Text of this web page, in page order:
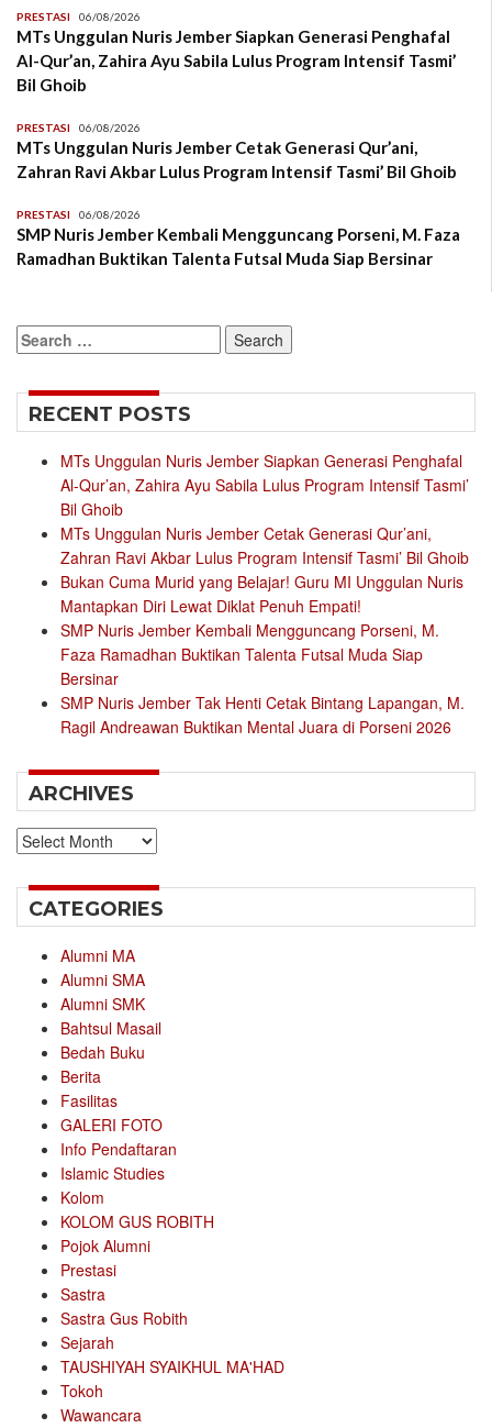
PRESTASI 06/08/2026
MTs Unggulan Nuris Jember Siapkan Generasi Penghafal
Al-Qur’an, Zahira Ayu Sabila Lulus Program Intensif Tasmi’
Bil Ghoib
PRESTASI 06/08/2026
MTs Unggulan Nuris Jember Cetak Generasi Qur’ani,
Zahran Ravi Akbar Lulus Program Intensif Tasmi’ Bil Ghoib
PRESTASI 06/08/2026
SMP Nuris Jember Kembali Mengguncang Porseni, M. Faza
Ramadhan Buktikan Talenta Futsal Muda Siap Bersinar
Search
for:
RECENT POSTS
MTs Unggulan Nuris Jember Siapkan Generasi Penghafal
Al-Qur’an, Zahira Ayu Sabila Lulus Program Intensif Tasmi’
Bil Ghoib
MTs Unggulan Nuris Jember Cetak Generasi Qur’ani,
Zahran Ravi Akbar Lulus Program Intensif Tasmi’ Bil Ghoib
Bukan Cuma Murid yang Belajar! Guru MI Unggulan Nuris
Mantapkan Diri Lewat Diklat Penuh Empati!
SMP Nuris Jember Kembali Mengguncang Porseni, M.
Faza Ramadhan Buktikan Talenta Futsal Muda Siap
Bersinar
SMP Nuris Jember Tak Henti Cetak Bintang Lapangan, M.
Ragil Andreawan Buktikan Mental Juara di Porseni 2026
ARCHIVES
Archives
CATEGORIES
Alumni MA
Alumni SMA
Alumni SMK
Bahtsul Masail
Bedah Buku
Berita
Fasilitas
GALERI FOTO
Info Pendaftaran
Islamic Studies
Kolom
KOLOM GUS ROBITH
Pojok Alumni
Prestasi
Sastra
Sastra Gus Robith
Sejarah
TAUSHIYAH SYAIKHUL MA'HAD
Tokoh
Wawancara